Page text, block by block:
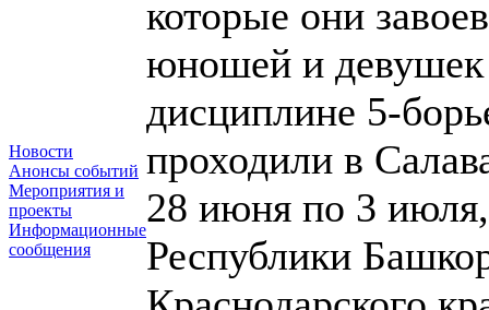
Новости
Анонсы событий
Мероприятия и
проекты
Информационные
сообщения
которые они
юношей и девушек
дисциплине 5-
проходили в
28 июня по 3
Республики